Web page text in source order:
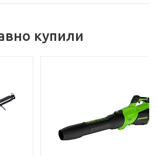
Услуги
техникикупили